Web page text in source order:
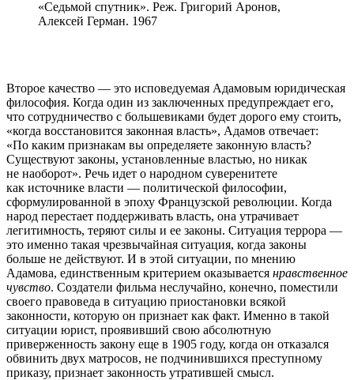
«Седьмой спутник». Реж. Григорий Аронов,
Алексей Герман. 1967
Второе качество — это исповедуемая Адамовым юридическая
философия. Когда один из заключенных предупреждает его,
что сотрудничество с большевиками будет дорого ему стоить,
«когда восстановится законная власть», Адамов отвечает:
«По каким признакам вы определяете законную власть?
Существуют законы, установленные властью, но никак
не наоборот». Речь идет о народном суверенитете
как источнике власти — политической философии,
сформулированной в эпоху Французской революции. Когда
народ перестает поддерживать власть, она утрачивает
легитимность, теряют силы и ее законы. Ситуация террора —
это именно такая чрезвычайная ситуация, когда законы
больше не действуют. И в этой ситуации, по мнению
Адамова, единственным критерием оказывается нравственное
чувство. Создатели фильма неслучайно, конечно, поместили
своего правоведа в ситуацию приостановки всякой
законности, которую он признает как факт. Именно в такой
ситуации юрист, проявивший свою абсолютную
приверженность закону еще в 1905 году, когда он отказался
обвинить двух матросов, не подчинившихся преступному
приказу, признает законность утратившей смысл.